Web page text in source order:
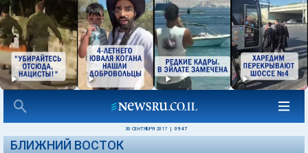
30 СЕНТЯБРЯ 2017 09:47
БЛИЖНИЙ ВОСТОК